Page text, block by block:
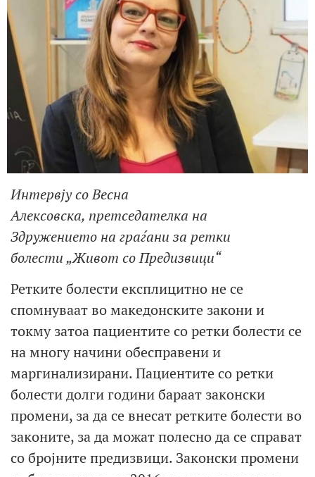
Интервју со Весна
Алексовска, претседателка на
Здружението на граѓани за ретки
болести „Живот со Предизвици“
Ретките болести експлицитно не се
спомнуваат во македонските закони и
токму затоа пациентите со ретки болести се
на многу начини обесправени и
маргинализирани. Пациентите со ретки
болести долги години бараат законски
промени, за да се внесат ретките болести во
законите, за да можат полесно да се справат
со бројните предизвици. Законски промени